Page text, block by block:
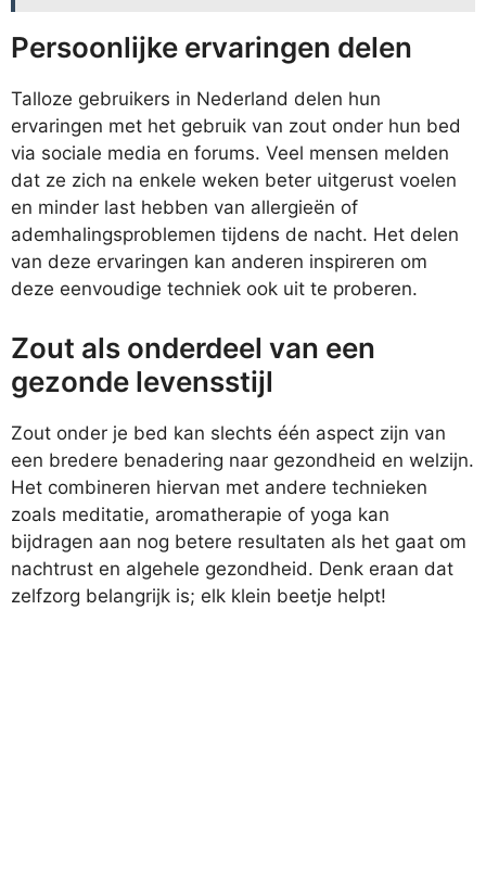
Persoonlijke ervaringen delen
Talloze gebruikers in Nederland delen hun
ervaringen met het gebruik van zout onder hun bed
via sociale media en forums. Veel mensen melden
dat ze zich na enkele weken beter uitgerust voelen
en minder last hebben van allergieën of
ademhalingsproblemen tijdens de nacht. Het delen
van deze ervaringen kan anderen inspireren om
deze eenvoudige techniek ook uit te proberen.
Zout als onderdeel van een
gezonde levensstijl
Zout onder je bed kan slechts één aspect zijn van
een bredere benadering naar gezondheid en welzijn.
Het combineren hiervan met andere technieken
zoals meditatie, aromatherapie of yoga kan
bijdragen aan nog betere resultaten als het gaat om
nachtrust en algehele gezondheid. Denk eraan dat
zelfzorg belangrijk is; elk klein beetje helpt!